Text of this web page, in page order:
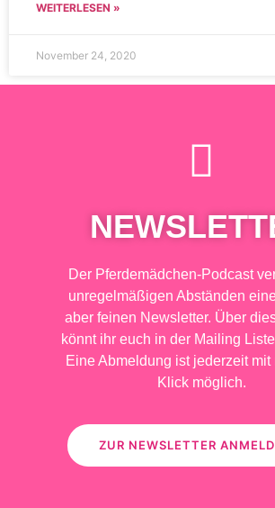
WEITERLESEN »
November 24, 2020
Der Pferdemädchen-Podcast
unregelmäßigen Abständen
aber feinen Newsletter. Über
könnt ihr euch in der Mailing
Eine Abmeldung ist jederzeit mit
Klick möglich.
ZUR NEWSLETTER